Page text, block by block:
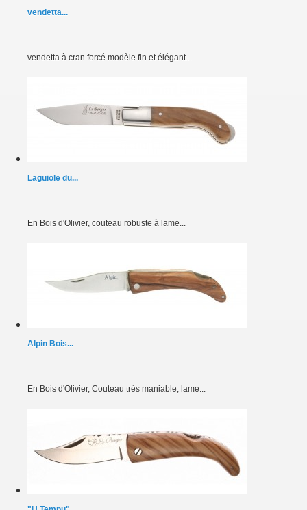
vendetta...
vendetta à cran forcé modèle fin et élégant...
Laguiole du...
En Bois d'Olivier, couteau robuste à lame...
Alpin Bois...
En Bois d'Olivier, Couteau trés maniable, lame...